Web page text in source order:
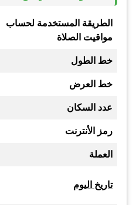
الطريقة المستخدمة لحساب
مواقيت الصلاة
خط الطول
خط العرض
عدد السكان
رمز الأنترنت
العملة
تاريخ اليوم